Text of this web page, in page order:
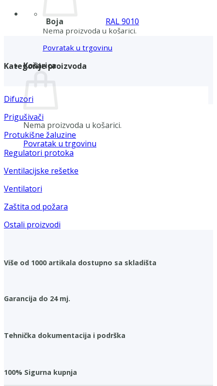
Nema proizvoda u košarici.
Povratak u trgovinu
Košarica
Nema proizvoda u košarici.
Povratak u trgovinu
Boja RAL 9010
Kategorije proizvoda
Difuzori
Prigušivači
Protukišne žaluzine
Regulatori protoka
Ventilacijske rešetke
Ventilatori
Zaštita od požara
Ostali proizvodi
Više od 1000 artikala dostupno sa skladišta
Garancija do 24 mj.
Tehnička dokumentacija i podrška
100% Sigurna kupnja